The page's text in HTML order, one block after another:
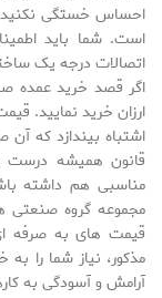
احساس خستگی
است. شما باید
اتصالات درجه یک
اگر قصد خرید عمده
ارزان خرید نمایید.
اشتباه بیندازد که آن
قانون همیشه
مناسبی هم داشته
مجموعه گروه صنعتی
قیمت های به صرفه
مذکور، نیاز شما را
آرامش و آسودگی به